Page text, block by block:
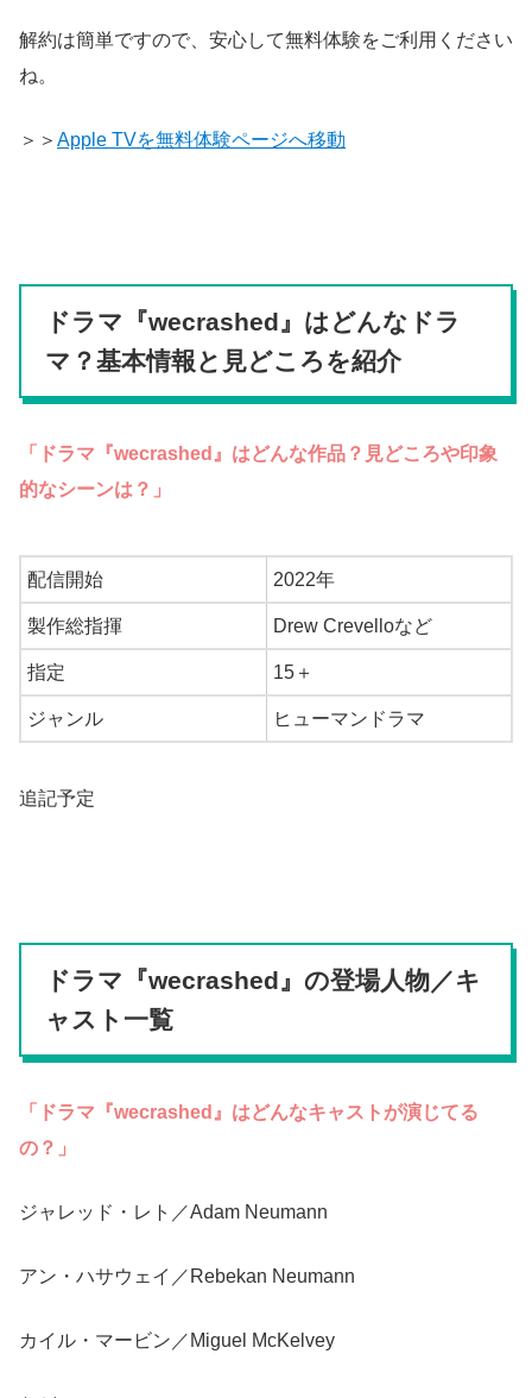
解約は簡単ですので、安心して無料体験をご利用ください
ね。
＞＞ Apple TVを無料体験ページへ移動
ドラマ『wecrashed』はどんなドラ
マ？基本情報と見どころを紹介
「ドラマ『wecrashed』はどんな作品？見どころや印象
的なシーンは？」
配信開始 2022年
製作総指揮 Drew Crevelloなど
指定 15＋
ジャンル ヒューマンドラマ
追記予定
ドラマ『wecrashed』の登場人物／キ
ャスト一覧
「ドラマ『wecrashed』はどんなキャストが演じてる
の？」
ジャレッド・レト／Adam Neumann
アン・ハサウェイ／Rebekan Neumann
カイル・マービン／Miguel McKelvey